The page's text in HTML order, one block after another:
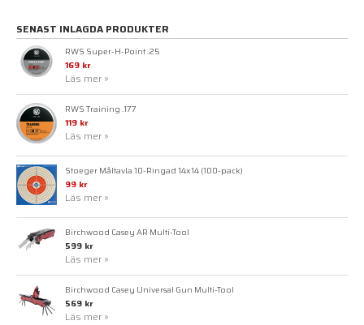
SENAST INLAGDA PRODUKTER
RWS Super-H-Point .25
169 kr
Läs mer »
RWS Training .177
119 kr
Läs mer »
Stoeger Måltavla 10-Ringad 14x14 (100-pack)
99 kr
Läs mer »
Birchwood Casey AR Multi-Tool
599 kr
Läs mer »
Birchwood Casey Universal Gun Multi-Tool
569 kr
Läs mer »